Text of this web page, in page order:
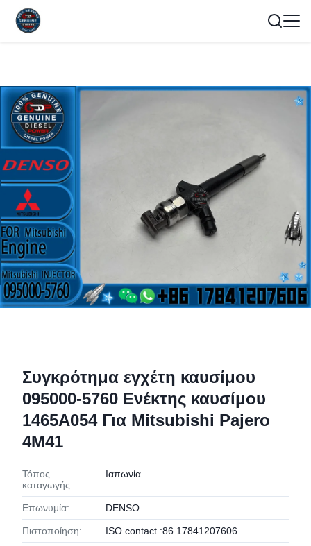
Συγκρότημα εγχέτη καυσίμου
095000-5760 Ενέκτης καυσίμου
1465A054 Για Mitsubishi Pajero
4M41
Τόπος
καταγωγής:
Ιαπωνία
Επωνυμία: DENSO
Πιστοποίηση: ISO contact :86 17841207606